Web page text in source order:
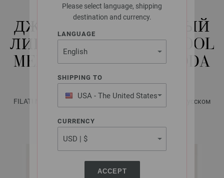
Please select language, shipping
destination and currency.
LANGUAGE
SHIPPING TO
USA - The United States
of America
CURRENCY
ACCEPT
LANA GROSSA
ДЖЕМПЕР, СВЯЗАННЫЙ
ЛИЦЕВОЙ ГЛАДЬЮ COOL
MERINO & MOHAIR MODA
FILATI No. 68 - Журнал на немецком, инструкции на русском